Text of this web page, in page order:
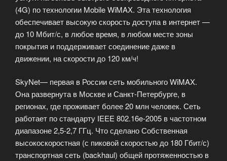
(4G) по технологии Mobile WiMAX. Эта технология
обеспечивает высокую скорость доступа в интернет —
до 10 Мбит/с, в любое время, в любом месте зоны
покрытия и поддерживает соединение даже в
движении, на скорости до 120 км/ч!
SkyNet— первая в России сеть мобильного WiMAX.
Она развернута в Москве и Санкт-Петербурге, в
регионах, где проживает более 20 млн человек. Сеть
работает по стандарту IEEE 802.16e-2005 в частотном
диапазоне 2,5-2,7 ГГц. Что сделано Собственная
высокоскоростная (с пиковой скоростью до 180 Гбит/с)
транспортная сеть (backhaul) общей протяженностью в